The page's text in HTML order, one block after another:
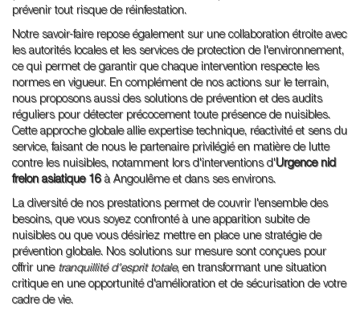
prévenir tout risque de réinfestation.
Notre savoir-faire repose également sur une collaboration étroite avec
les autorités locales et les services de protection de l'environnement,
ce qui permet de garantir que chaque intervention respecte les
normes en vigueur. En complément de nos actions sur le terrain,
nous proposons aussi des solutions de prévention et des audits
réguliers pour détecter précocement toute présence de nuisibles.
Cette approche globale allie expertise technique, réactivité et sens du
service, faisant de nous le partenaire privilégié en matière de lutte
contre les nuisibles, notamment lors d'interventions d'Urgence nid
frelon asiatique 16à Angoulême et dans ses environs.
La diversité de nos prestations permet de couvrir l'ensemble des
besoins, que vous soyez confronté à une apparition subite de
nuisibles ou que vous désiriez mettre en place une stratégie de
prévention globale. Nos solutions sur mesure sont conçues pour
offrir une tranquillité d'esprit totale, en transformant une situation
critique en une opportunité d'amélioration et de sécurisation de votre
cadre de vie.